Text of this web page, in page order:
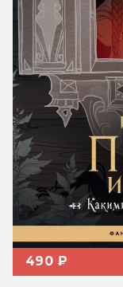
490 ₽